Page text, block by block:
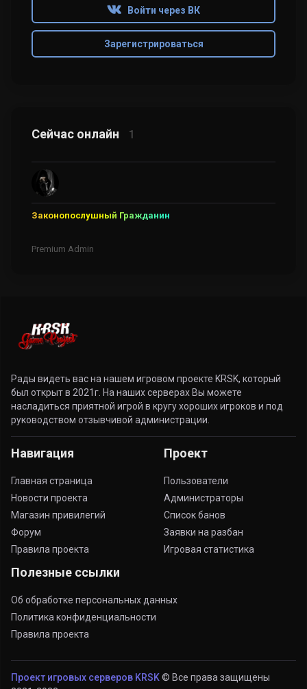
Войти через ВК
Зарегистрироваться
Сейчас онлайн 1
Законопослушный Гражданин
Premium Admin
Рады видеть вас на нашем игровом проекте KRSK, который
был открыт в 2021г. На наших серверах Вы можете
насладиться приятной игрой в кругу хороших игроков и под
руководством отзывчивой администрации.
Навигация
Главная страница
Новости проекта
Магазин привилегий
Форум
Правила проекта
Проект
Пользователи
Администраторы
Список банов
Заявки на разбан
Игровая статистика
Полезные ссылки
Об обработке персональных данных
Политика конфиденциальности
Правила проекта
Проект игровых серверов KRSK© Все права защищены